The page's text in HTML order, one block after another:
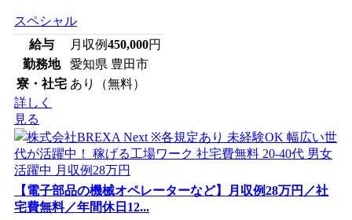
スペシャル
給与
月収例450,000円
勤務地
愛知県 豊田市
寮・社宅 あり（無料）
詳しく
見る
【電子部品の機械オペレーターなど】月収例28万円／社
宅費無料／年間休日12...